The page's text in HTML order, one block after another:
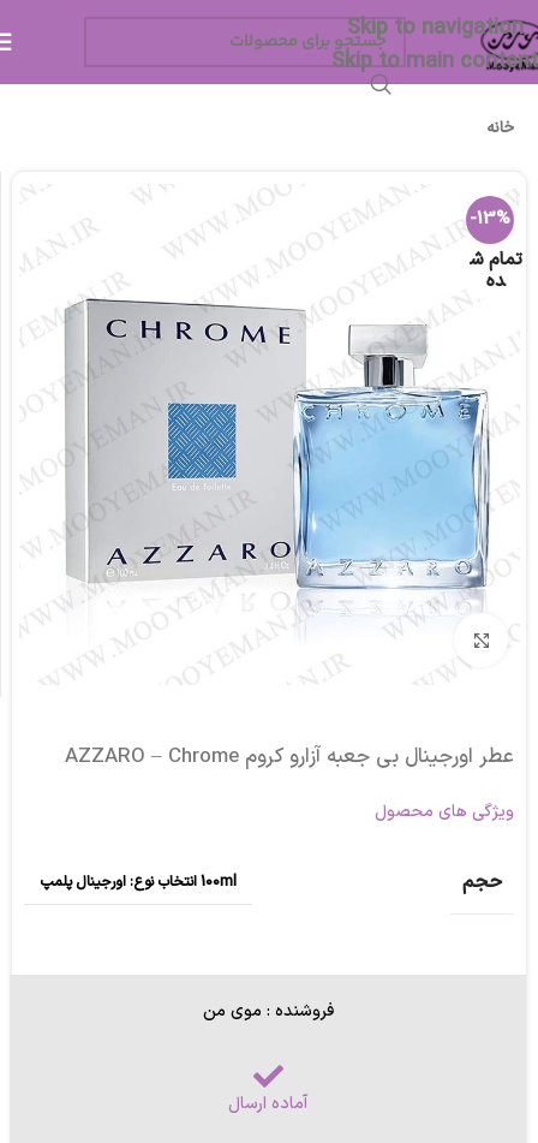
Skip to navigation
Skip to main content
خانه
-13%
تمام ش
ده
برای بزرگنمایی کلیک کنید
عطر اورجینال بی جعبه آزارو کروم AZZARO – Chrome
ویژگی های محصول
حجم 100ml انتخاب نوع: اورجینال پلمپ
فروشنده : موی من
آماده ارسال